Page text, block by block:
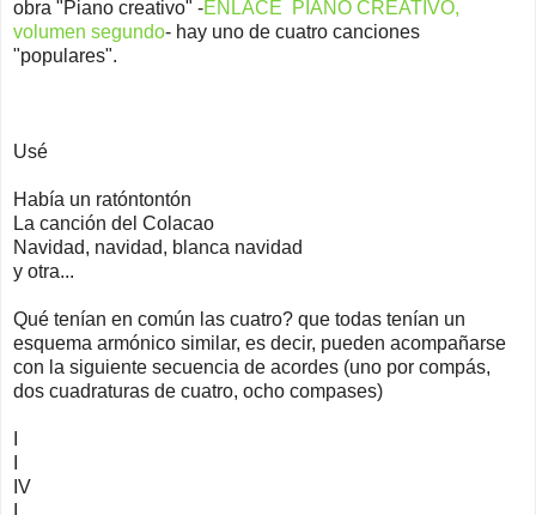
obra "Piano creativo" -ENLACE PIANO CREATIVO,
volumen segundo- hay uno de cuatro canciones
"populares".
Usé
Había un ratóntontón
La canción del Colacao
Navidad, navidad, blanca navidad
y otra...
Qué tenían en común las cuatro? que todas tenían un
esquema armónico similar, es decir, pueden acompañarse
con la siguiente secuencia de acordes (uno por compás,
dos cuadraturas de cuatro, ocho compases)
IV